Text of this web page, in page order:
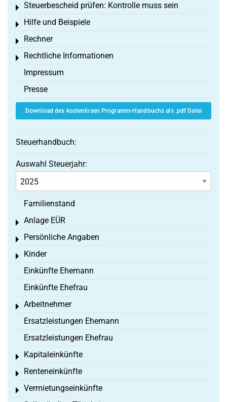
Steuerbescheid prüfen: Kontrolle muss sein
Toggle menu
Hilfe und Beispiele
Toggle menu
Rechner
Toggle menu
Rechtliche Informationen
Toggle menu
Impressum
Presse
Download des kostenlosen Programm-Handbuchs als .pdf Datei
Steuerhandbuch:
Auswahl Steuerjahr:
Familienstand
Anlage EÜR
Toggle menu
Persönliche Angaben
Toggle menu
Kinder
Toggle menu
Einkünfte Ehemann
Einkünfte Ehefrau
Arbeitnehmer
Toggle menu
Ersatzleistungen Ehemann
Ersatzleistungen Ehefrau
Kapitaleinkünfte
Toggle menu
Renteneinkünfte
Toggle menu
Vermietungseinkünfte
Toggle menu